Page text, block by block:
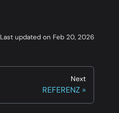
Last updated on Feb 20, 2026
Next
REFERENZ